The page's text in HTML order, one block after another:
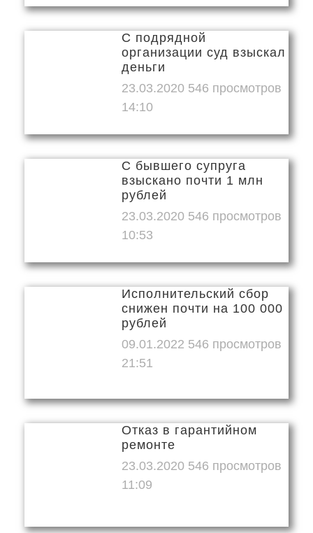
С подрядной
организации суд взыскал
деньги
23.03.2020
14:10
С бывшего супруга
взыскано почти 1 млн
рублей
23.03.2020
10:53
Исполнительский сбор
снижен почти на 100 000
рублей
09.01.2022
21:51
Отказ в гарантийном
ремонте
23.03.2020
11:09